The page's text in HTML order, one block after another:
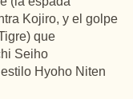
Kojiro, y el golpe
que
Seiho
Hyoho Niten